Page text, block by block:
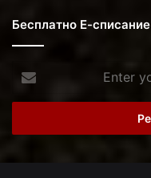
Бесплатно Е-списание
your
Email